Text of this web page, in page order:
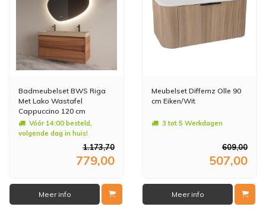
Badmeubelset BWS Riga
Met Lako Wastafel
Cappuccino 120 cm
Walnoot
Vóór 14:00 besteld,
volgende dag in huis!
1.173,70
779,00
Meer info
Meubelset Differnz Olle 90
cm Eiken/Wit
3 tot 5 Werkdagen
609,00
507,00
Meer info